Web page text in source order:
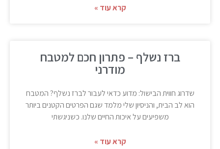
קרא עוד »
ברז נשלף – פתרון חכם למטבח
מודרני
שדרוג חווית הבישול: מדוע כדאי לעבור לברז נשלף? המטבח
הוא לב הבית, והניסיון שלי מלמד שגם הפרטים הקטנים ביותר
משפיעים על איכות החיים שלנו. כשניגשתי
קרא עוד »